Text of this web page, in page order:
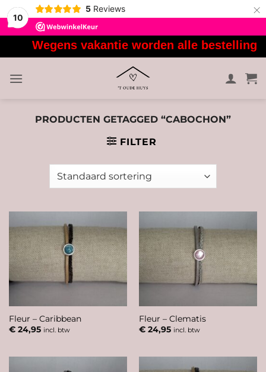
10
5 Reviews ×
naar
inhoud
Wegens vakantie worden alle
PRODUCTEN GETAGGED “CABOCHON”
FILTER
Fleur – Caribbean
€24,95 incl. btw
Fleur – Clematis
€24,95 incl. btw